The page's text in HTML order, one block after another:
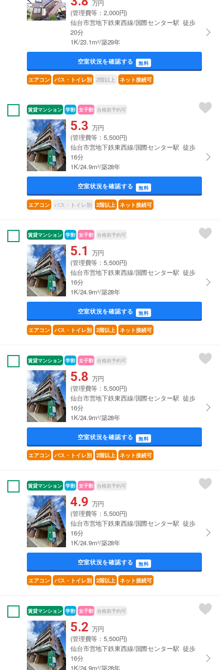
万円
(管理費等：2,000円)
仙台市営地下鉄東西線/国際センター駅 徒歩
20分
1K/23.1m²/築29年
空室状況を確認する 無料
エアコン バス・トイレ別 2階以上 ネット接続可
賃貸マンション 学割 女子割 合格前予約可
5.3 万円
(管理費等：5,500円)
仙台市営地下鉄東西線/国際センター駅 徒歩
16分
1K/24.9m²/築28年
空室状況を確認する 無料
エアコン バス・トイレ別 2階以上 ネット接続可
賃貸マンション 学割 女子割 合格前予約可
5.1 万円
(管理費等：5,500円)
仙台市営地下鉄東西線/国際センター駅 徒歩
16分
1K/24.9m²/築28年
空室状況を確認する 無料
エアコン バス・トイレ別 2階以上 ネット接続可
賃貸マンション 学割 女子割 合格前予約可
5.8 万円
(管理費等：5,500円)
仙台市営地下鉄東西線/国際センター駅 徒歩
16分
1K/24.9m²/築28年
空室状況を確認する 無料
エアコン バス・トイレ別 2階以上 ネット接続可
賃貸マンション 学割 女子割 合格前予約可
4.9 万円
(管理費等：5,500円)
仙台市営地下鉄東西線/国際センター駅 徒歩
16分
1K/24.9m²/築28年
空室状況を確認する 無料
エアコン バス・トイレ別 2階以上 ネット接続可
賃貸マンション 学割 女子割 合格前予約可
5.2 万円
(管理費等：5,500円)
仙台市営地下鉄東西線/国際センター駅 徒歩
16分
1K/24.9m²/築28年